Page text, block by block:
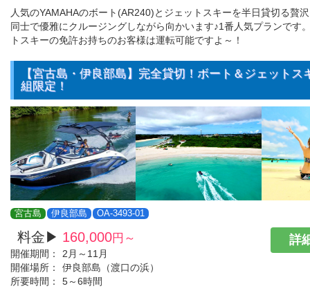
人気のYAMAHAのボート(AR240)とジェットスキーを半日貸切る贅
同士で優雅にクルージングしながら向かいます♪1番人気プランです
トスキーの免許お持ちのお客様は運転可能ですよ～！
【宮古島・伊良部島】完全貸切！ボート＆ジェットス
組限定！
宮古島 伊良部島 OA-3493-01
料金▶ 160,000円～
開催期間：
2月～11月
開催場所：
伊良部島（渡口の浜）
所要時間：
5～6時間
詳